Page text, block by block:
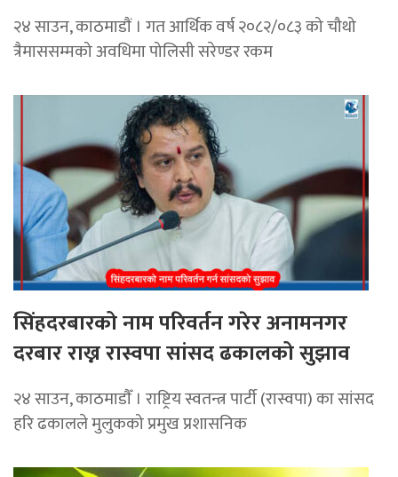
२४ साउन, काठमाडाैं । गत आर्थिक वर्ष २०८२/०८३ को चौथो
त्रैमाससम्मको अवधिमा पोलिसी सरेण्डर रकम
सिंहदरबारको नाम परिवर्तन गरेर अनामनगर
दरबार राख्न रास्वपा सांसद ढकालको सुझाव
२४ साउन, काठमाडाैँ । राष्ट्रिय स्वतन्त्र पार्टी (रास्वपा) का सांसद
हरि ढकालले मुलुकको प्रमुख प्रशासनिक